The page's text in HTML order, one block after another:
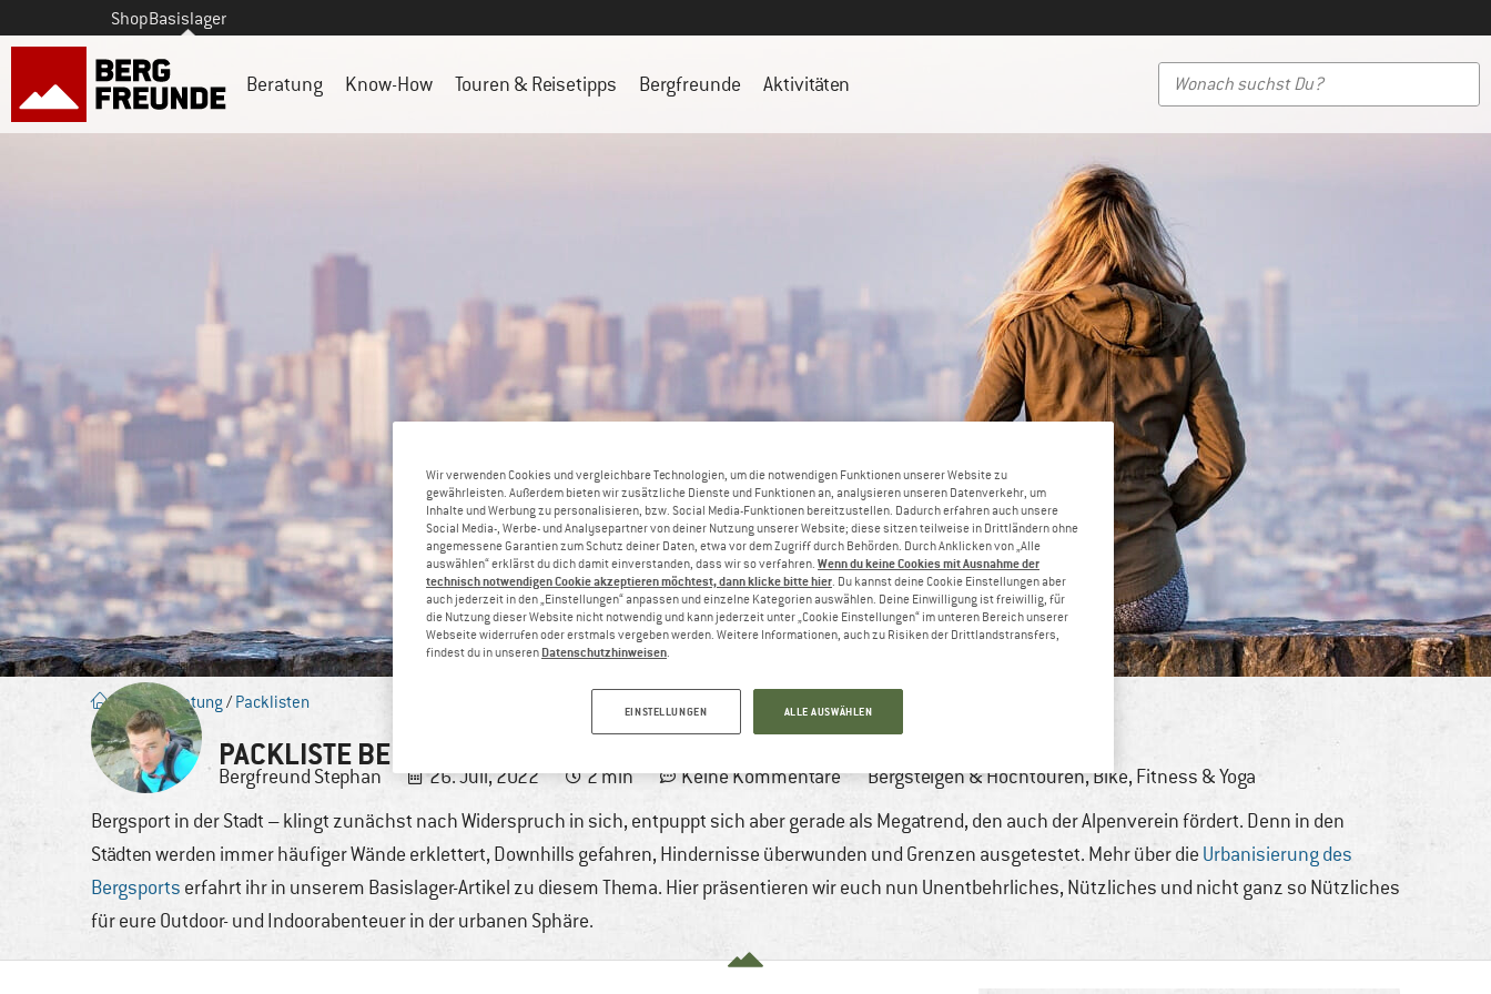
ShopBasislager
Beratung Know-How Touren & Reisetipps Bergfreunde Aktivitäten
Blog/Beratung /Packlisten
PACKLISTE BERGSPORT IN DER STADT
Bergfreund Stephan 26. Juli, 2022 2 min Keine Kommentare Bergsteigen & Hochtouren,Bike, Fitness & Yoga
Bergsport in der Stadt – klingt zunächst nach Widerspruch in sich, entpuppt sich aber gerade als Megatrend, den auch der Alpenverein fördert. Denn in den
Städten werden immer häufiger Wände erklettert, Downhills gefahren, Hindernisse überwunden und Grenzen ausgetestet. Mehr über die Urbanisierung des
Bergsports erfahrt ihr in unserem Basislager-Artikel zu diesem Thema. Hier präsentieren wir euch nun Unentbehrliches, Nützliches und nicht ganz so Nützliches
für eure Outdoor- und Indoorabenteuer in der urbanen Sphäre.
Wir verwenden Cookies und vergleichbare Technologien, um die notwendigen Funktionen unserer Website zu
gewährleisten. Außerdem bieten wir zusätzliche Dienste und Funktionen an, analysieren unseren Datenverkehr, um
Inhalte und Werbung zu personalisieren, bzw. Social Media-Funktionen bereitzustellen. Dadurch erfahren auch unsere
Social Media-, Werbe- und Analysepartner von deiner Nutzung unserer Website; diese sitzen teilweise in Drittländern ohne
angemessene Garantien zum Schutz deiner Daten, etwa vor dem Zugriff durch Behörden. Durch Anklicken von „Alle
auswählen“ erklärst du dich damit einverstanden, dass wir so verfahren. Wenn du keine Cookies mit Ausnahme der
technisch notwendigen Cookie akzeptieren möchtest, dann klicke bitte hier. Du kannst deine Cookie Einstellungen aber
auch jederzeit in den „Einstellungen“ anpassen und einzelne Kategorien auswählen. Deine Einwilligung ist freiwillig, für
die Nutzung dieser Website nicht notwendig und kann jederzeit unter „Cookie Einstellungen“ im unteren Bereich unserer
Webseite widerrufen oder erstmals vergeben werden. Weitere Informationen, auch zu Risiken der Drittlandstransfers,
findest du in unseren Datenschutzhinweisen.
EINSTELLUNGEN ALLE AUSWÄHLEN